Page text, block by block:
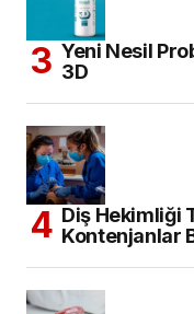
Yeni Nesil
3D
Diş Hekimliği
Kontenjanlar